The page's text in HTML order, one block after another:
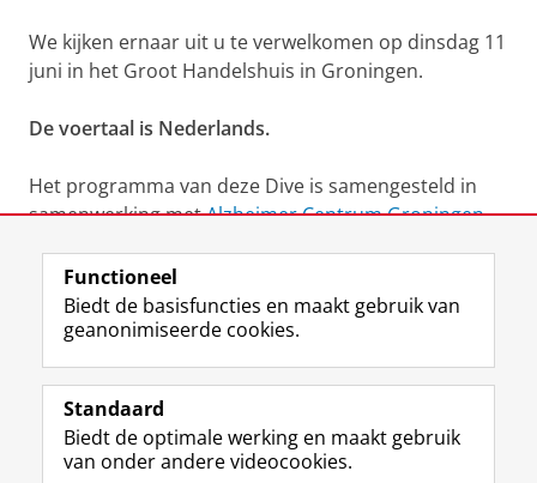
We kijken ernaar uit u te verwelkomen op dinsdag 11
juni in het Groot Handelshuis in Groningen.
De voertaal is Nederlands.
Het programma van deze Dive is samengesteld in
samenwerking metAlzheimer Centrum Groningen,
Update n.a.v. deze "Aletta Dive":Lees hier meer over
de start van de Research Community future-proof
Deel dit Facebook LinkedIn
Functioneel
Biedt de basisfuncties en maakt gebruik van
geanonimiseerde cookies.
Standaard
Biedt de optimale werking en maakt gebruik
van onder andere videocookies.